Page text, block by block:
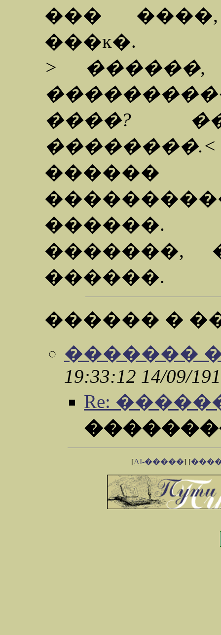
���
���ĸ�.
>
����?
��������.<
�������,
������.
������ �
�������
19:33:12 14/09/
Re:
[AI-�����] [